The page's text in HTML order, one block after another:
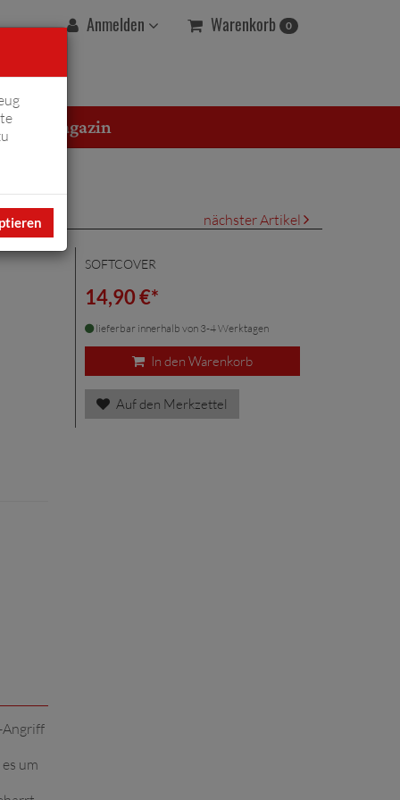
Anmelden Warenkorb 0
Magazin
nächster Artikel
SOFTCOVER
14,90 €*
lieferbar innerhalb von 3-4 Werktagen
In den Warenkorb
Auf den Merkzettel
Angriff
um